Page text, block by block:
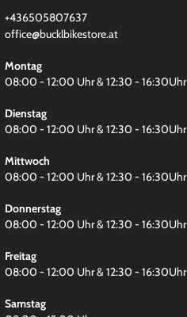
+436505807637
office@bucklbikestore.at
Montag
08:00 - 12:00 Uhr & 12:30 - 16:30Uhr
Dienstag
08:00 - 12:00 Uhr & 12:30 - 16:30Uhr
Mittwoch
08:00 - 12:00 Uhr & 12:30 - 16:30Uhr
Donnerstag
08:00 - 12:00 Uhr & 12:30 - 16:30Uhr
Freitag
08:00 - 12:00 Uhr & 12:30 - 16:30Uhr
Samstag